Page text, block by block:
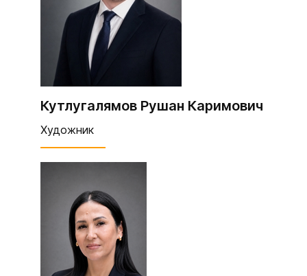
Кутлугалямов Рушан Каримович
Художник